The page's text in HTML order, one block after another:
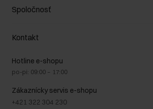
Spôsob platby
Vrátenie
Zákazníky klub
Pravidlá propagácie
Starostlivosť o kožu
Bezpečné nakupovanie
Blog
Najčastejšie kladené otázky (FAQ)
Spoločnosť
O nás
GDPR - Zásady ochrany osobných údajov
Právne informácie
Kontakt
Hotline e-shopu
po-pi: 09:00 – 17:00
Zákaznícky servis e-shopu
+421 322 304 230